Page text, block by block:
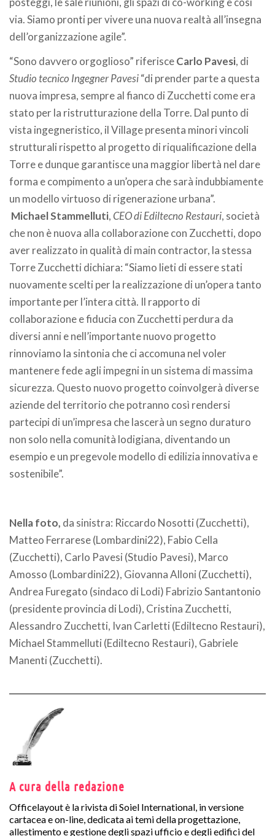
via. Siamo pronti per vivere una nuova realtà all’insegna
dell’organizzazione agile”.
“Sono davvero orgoglioso” riferisceCarlo Pavesi, di
Studio tecnico Ingegner Pavesi“di prender parte a questa
nuova impresa, sempre al fianco di Zucchetti come era
stato per la ristrutturazione della Torre. Dal punto di
vista ingegneristico, il Village presenta minori vincoli
strutturali rispetto al progetto di riqualificazione della
Torre e dunque garantisce una maggior libertà nel dare
forma e compimento a un’opera che sarà indubbiamente
un modello virtuoso di rigenerazione urbana”.
Michael Stammelluti, CEO di Ediltecno Restauri, società
che non è nuova alla collaborazione con Zucchetti, dopo
aver realizzato in qualità di main contractor, la stessa
Torre Zucchetti dichiara: “Siamo lieti di essere stati
nuovamente scelti per la realizzazione di un’opera tanto
importante per l’intera città. Il rapporto di
collaborazione e fiducia con Zucchetti perdura da
diversi anni e nell’importante nuovo progetto
rinnoviamo la sintonia che ci accomuna nel voler
mantenere fede agli impegni in un sistema di massima
sicurezza. Questo nuovo progetto coinvolgerà diverse
aziende del territorio che potranno così rendersi
partecipi di un’impresa che lascerà un segno duraturo
non solo nella comunità lodigiana, diventando un
esempio e un pregevole modello di edilizia innovativa e
sostenibile”.
Nella foto, da sinistra: Riccardo Nosotti (Zucchetti),
Matteo Ferrarese (Lombardini22), Fabio Cella
(Zucchetti), Carlo Pavesi (Studio Pavesi), Marco
Amosso (Lombardini22), Giovanna Alloni (Zucchetti),
Andrea Furegato (sindaco di Lodi) Fabrizio Santantonio
(presidente provincia di Lodi), Cristina Zucchetti,
Alessandro Zucchetti, Ivan Carletti (Ediltecno Restauri),
Michael Stammelluti (Ediltecno Restauri), Gabriele
Manenti (Zucchetti).
A cura della redazione
Officelayout è la rivista di Soiel International, in versione
cartacea e on-line, dedicata ai temi della progettazione,
allestimento e gestione degli spazi ufficio e degli edifici del